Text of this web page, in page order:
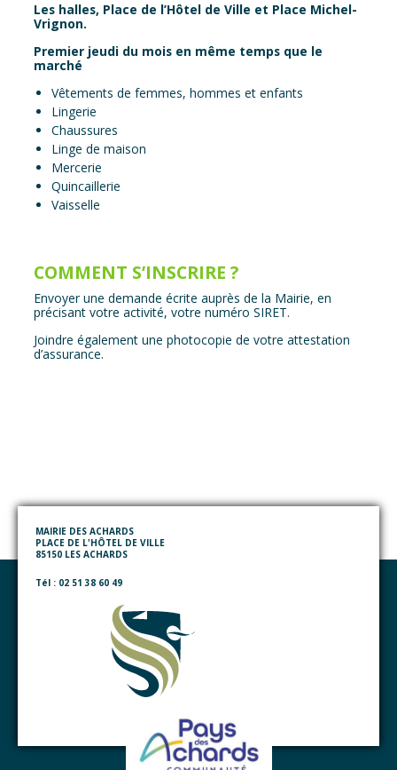
Les halles, Place de l’Hôtel de Ville et Place Michel-
Vrignon.
Premier jeudi du mois en même temps que le
marché
Vêtements de femmes, hommes et enfants
Lingerie
Chaussures
Linge de maison
Mercerie
Quincaillerie
Vaisselle
COMMENT S’INSCRIRE ?
Envoyer une demande écrite auprès de la Mairie, en
précisant votre activité, votre numéro SIRET.
Joindre également une photocopie de votre attestation
d’assurance.
MAIRIE DES ACHARDS
PLACE DE L'HÔTEL DE VILLE
85150 LES ACHARDS
Tél : 02 51 38 60 49